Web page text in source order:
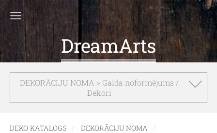
DreamArts
DEKORĀCIJU NOMA > Galda noformējums /
Dekori
DEKO KATALOGS
DEKORĀCIJU NOMA